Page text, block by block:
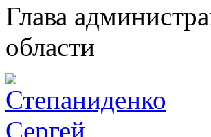
Глава
области